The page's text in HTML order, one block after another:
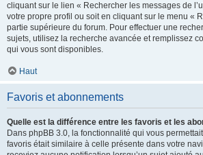
cliquant sur le lien « Rechercher les messages de
votre propre profil ou soit en cliquant sur le menu «
partie supérieure du forum. Pour effectuer une
sujets, utilisez la recherche avancée et remplissez
qui vous sont disponibles.
Haut
Favoris et abonnements
Quelle est la différence entre les favoris et les
Dans phpBB 3.0, la fonctionnalité qui vous
favoris était similaire à celle présente dans votre